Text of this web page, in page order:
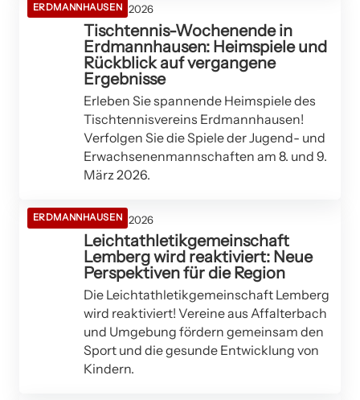
ERDMANNHAUSEN
06. März 2026
Tischtennis-Wochenende in
Erdmannhausen: Heimspiele und
Rückblick auf vergangene
Ergebnisse
Erleben Sie spannende Heimspiele des
Tischtennisvereins Erdmannhausen!
Verfolgen Sie die Spiele der Jugend- und
Erwachsenenmannschaften am 8. und 9.
März 2026.
ERDMANNHAUSEN
04. März 2026
Leichtathletikgemeinschaft
Lemberg wird reaktiviert: Neue
Perspektiven für die Region
Die Leichtathletikgemeinschaft Lemberg
wird reaktiviert! Vereine aus Affalterbach
und Umgebung fördern gemeinsam den
Sport und die gesunde Entwicklung von
Kindern.